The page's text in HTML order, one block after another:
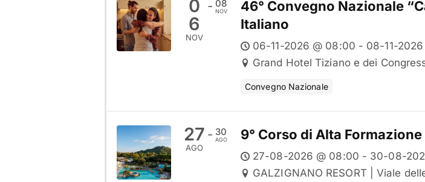
0
6
NOV
- 08
NOV
46° Convegno Nazionale
Italiano
06-11-2026 @ 08:00 - 08-11-2026
Grand Hotel Tiziano e dei
Convegno Nazionale
27
AGO
- 30
AGO 9° Corso di Alta
27-08-2026 @ 08:00 - 30-08-
GALZIGNANO RESORT | Viale